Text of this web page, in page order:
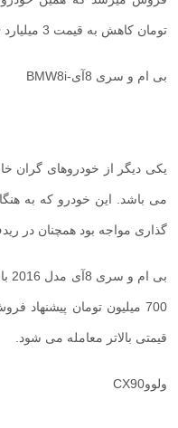
تومان کاهش به قیمت 3 میلیارد 600 میلیون تومان به فروش می رسد.
بی ام و سری 8آی- BMW8i
می باشد. این خودرو که به
گذاری مواجه بود همچنان در
700 میلیون تومان
قیمتی بالاتر معامله می شود.
ولووCX90